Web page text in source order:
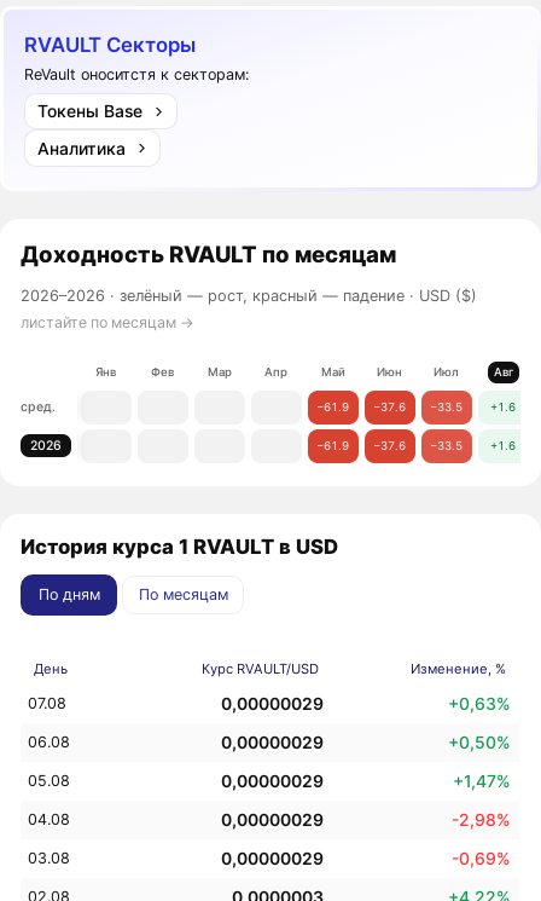
RVAULT Секторы
ReVault оноситстя к секторам:
Токены Base
Аналитика
Доходность RVAULT по месяцам
2026–2026 ·зелёный — рост, красный — падение · USD ($)
листайте по месяцам →
Янв Фев Мар Апр Май Июн Июл Авг
сред. −61.9 −37.6 −33.5 +1.6
2026 −61.9 −37.6 −33.5 +1.6
История курса 1 RVAULT в USD
По дням По месяцам
День Курс RVAULT/USD Изменение, %
07.08 0,00000029 +0,63%
06.08 0,00000029 +0,50%
05.08 0,00000029 +1,47%
04.08 0,00000029 -2,98%
03.08 0,00000029 -0,69%
02.08 0,0000003 +4,22%